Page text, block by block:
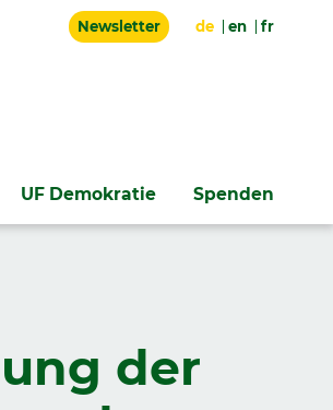
Newsletter de en fr
UF Demokratie Spenden
der